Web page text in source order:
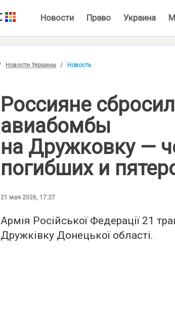
Новости Право Украина
Новости Украины Новость
Россияне
авиабомбы
на Дружковку —
погибших и
21 мая 2026, 17:27
Армія Російської Федерації 21
Дружківку Донецької області.